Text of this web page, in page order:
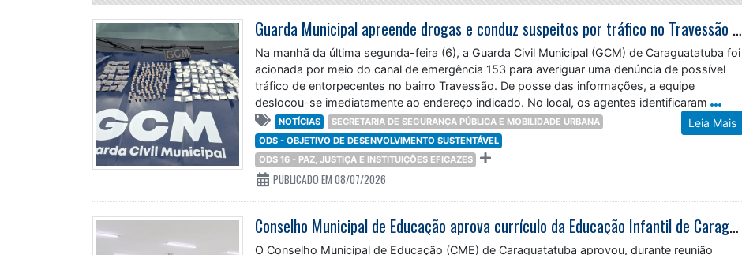
Guarda Municipal apreende drogas e conduz suspeitos por tráfico no Travessão após denúncia pelo 153
Na manhã da última segunda-feira (6), a Guarda Civil Municipal (GCM) de Caraguatatuba foi
acionada por meio do canal de emergência 153 para averiguar uma denúncia de possível
tráfico de entorpecentes no bairro Travessão. De posse das informações, a equipe
deslocou-se imediatamente ao endereço indicado. No local, os agentes identificaram
Leia Mais
NOTÍCIAS
SECRETARIA DE SEGURANÇA PÚBLICA E MOBILIDADE URBANA
ODS - OBJETIVO DE DESENVOLVIMENTO SUSTENTÁVEL
ODS 16 - PAZ, JUSTIÇA E INSTITUIÇÕES EFICAZES
PUBLICADO EM 08/07/2026
Conselho Municipal de Educação aprova currículo da Educação Infantil de Caraguatatuba
O Conselho Municipal de Educação (CME) de Caraguatatuba aprovou, durante reunião